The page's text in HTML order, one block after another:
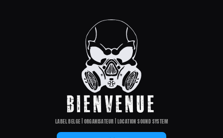
BIENVENUE
LABEL BELGE | ORGANISATEUR | LOCATION SOUND SYSTEM